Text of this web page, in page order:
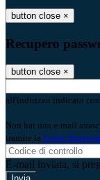
button close ×
Recupero
button close ×
all'indirizzo indicato
Non hai una e-mail
tramite la Login
E-mail inviata, si